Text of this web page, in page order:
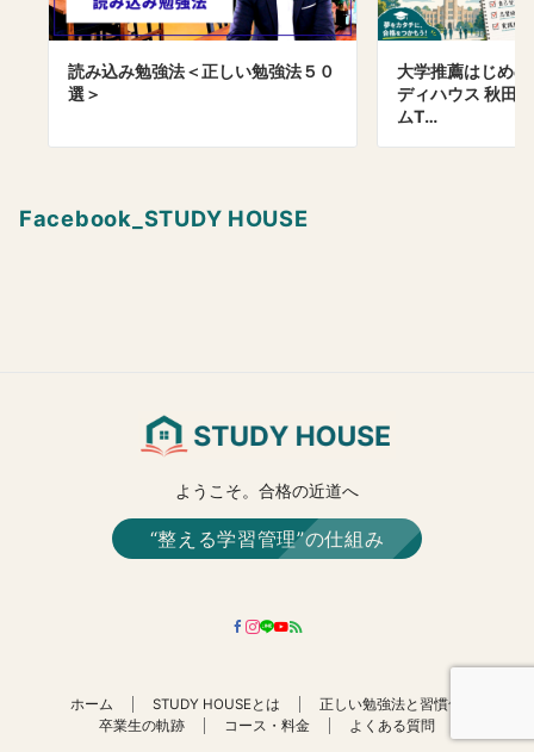
読み込み勉強法＜正しい勉強法５０
選＞
大学推薦はじめ
ディハウス 秋田
ムT…
Facebook_STUDY HOUSE
ようこそ。合格の近道へ
“整える学習管理”の仕組み
ホーム STUDY HOUSEとは
正しい勉強法と習慣化
卒業生の軌跡
コース・料金 よくある質問